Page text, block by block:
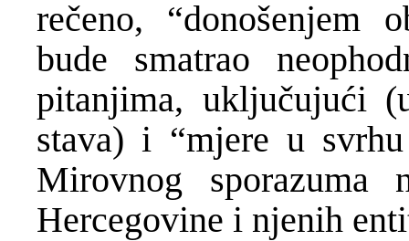
rečeno, “donošenjem
bude smatrao
pitanjima, uključujući
stava) i “mjere u
Mirovnog
Hercegovine i njenih